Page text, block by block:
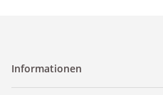
Informationen